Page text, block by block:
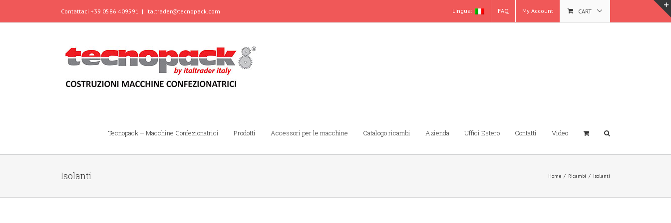
Contattaci +39 0586 409591 | italtrader@tecnopack.com Lingua: FAQ My Account CART
Tecnopack – Macchine Confezionatrici Prodotti Accessori per le macchine Catalogo ricambi Azienda Uffici Estero Contatti Video
Isolanti Home / Ricambi / Isolanti